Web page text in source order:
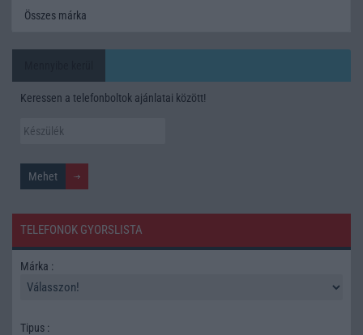
Összes márka
Keressen a telefonboltok ajánlatai között!
TELEFONOK GYORSLISTA
Márka :
Tipus :